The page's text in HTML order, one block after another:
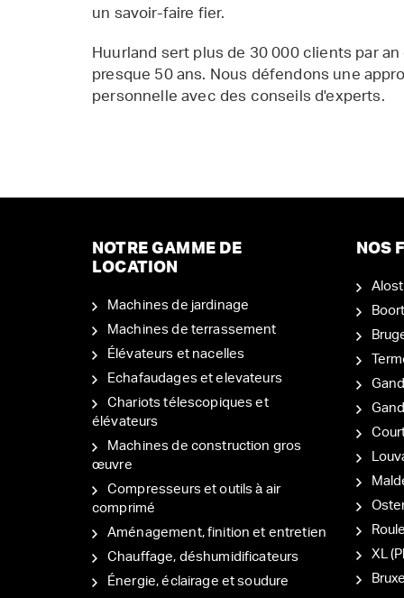
un savoir-faire fier.
Huurland sert plus de 30 000 clients par an
presque 50 ans. Nous défendons une
personnelle avec des conseils d'experts.
NOTRE GAMME DE
LOCATION
Machines de jardinage
Machines de terrassement
Élévateurs et nacelles
Echafaudages et elevateurs
Chariots télescopiques et
élévateurs
Machines de construction gros
œuvre
Compresseurs et outils à air
comprimé
Aménagement, finition et entretien
Chauffage, déshumidificateurs
Énergie, éclairage et soudure
NOS
Alost
XL